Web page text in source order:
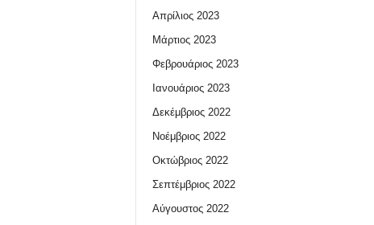
Απρίλιος 2023
Μάρτιος 2023
Φεβρουάριος 2023
Ιανουάριος 2023
Δεκέμβριος 2022
Νοέμβριος 2022
Οκτώβριος 2022
Σεπτέμβριος 2022
Αύγουστος 2022